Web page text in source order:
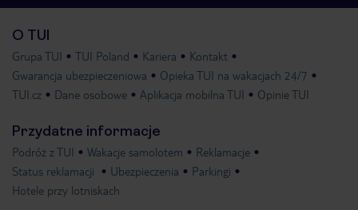
O TUI
Grupa TUI TUI Poland Kariera
Kontakt
Gwarancja ubezpieczeniowa
Opieka TUI na wakacjach 24/7
TUI.cz
Dane osobowe Aplikacja mobilna TUI Opinie TUI
Przydatne informacje
Podróż z TUI Wakacje samolotem
Reklamacje
Status reklamacji
Ubezpieczenia
Parkingi
Hotele przy lotniskach